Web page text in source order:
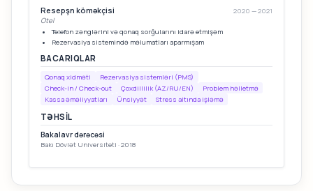
Resepşn köməkçisi 2020 — 2021
Otel
Telefon zənglərini və qonaq sorğularını idarə etmişəm
Rezervasiya sistemində məlumatları aparmışam
BACARIQLAR
Qonaq xidməti
Rezervasiya sistemləri (PMS)
Check-in / Check-out
Çoxdillilik (AZ/RU/EN)
Problem həlletmə
Kassa əməliyyatları
Ünsiyyət Stress altında işləmə
TƏHSIL
Bakalavr dərəcəsi
Bakı Dövlət Universiteti · 2018